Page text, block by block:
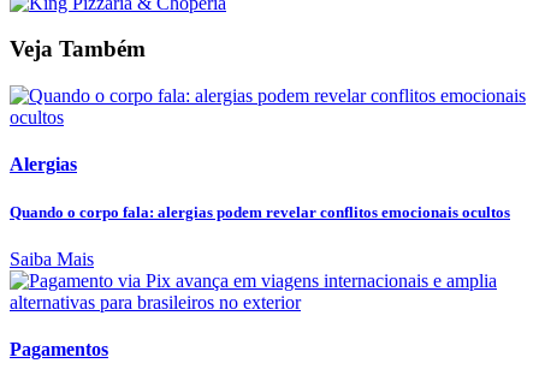
Veja Também
Alergias
Quando o corpo fala: alergias podem revelar conflitos emocionais ocultos
Saiba Mais
Pagamentos